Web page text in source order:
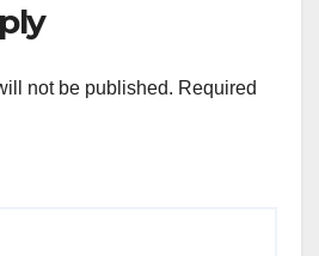
not be published. Required